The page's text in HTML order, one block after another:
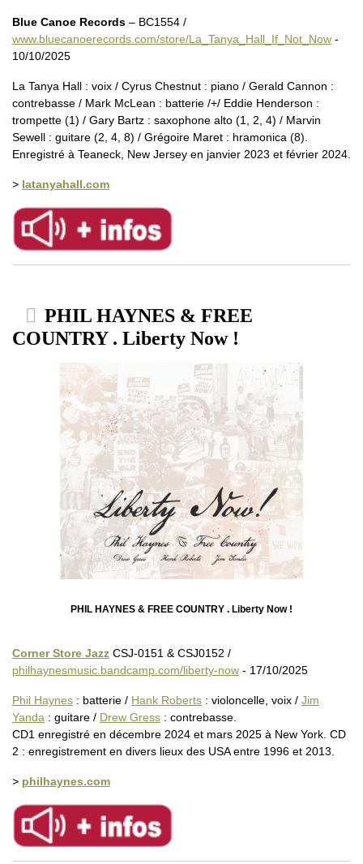
Blue Canoe Records – BC1554 /
www.bluecanoerecords.com/store/La_Tanya_Hall_If_Not_Now -
10/10/2025
La Tanya Hall : voix / Cyrus Chestnut : piano / Gerald Cannon :
contrebasse / Mark McLean : batterie /+/ Eddie Henderson :
trompette (1) / Gary Bartz : saxophone alto (1, 2, 4) / Marvin
Sewell : guitare (2, 4, 8) / Grégoire Maret : hramonica (8).
Enregistré à Teaneck, New Jersey en janvier 2023 et février 2024.
> latanyahall.com
PHIL HAYNES & FREE
COUNTRY . Liberty Now !
PHIL HAYNES & FREE COUNTRY . Liberty Now !
Corner Store Jazz CSJ-0151 & CSJ0152 /
philhaynesmusic.bandcamp.com/liberty-now - 17/10/2025
Phil Haynes : batterie / Hank Roberts : violoncelle, voix / Jim
Yanda : guitare / Drew Gress : contrebasse.
CD1 enregistré en décembre 2024 et mars 2025 à New York. CD
2 : enregistrement en divers lieux des USA entre 1996 et 2013.
> philhaynes.com